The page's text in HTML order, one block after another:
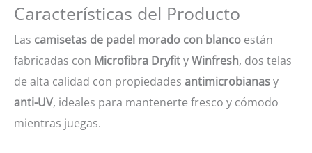
Características del Producto
Las camisetas de padel morado con blanco están
fabricadas con Microfibra DryfityWinfresh, dos telas
de alta calidad con propiedades antimicrobianasy
anti-UV, ideales para mantenerte fresco y cómodo
mientras juegas.